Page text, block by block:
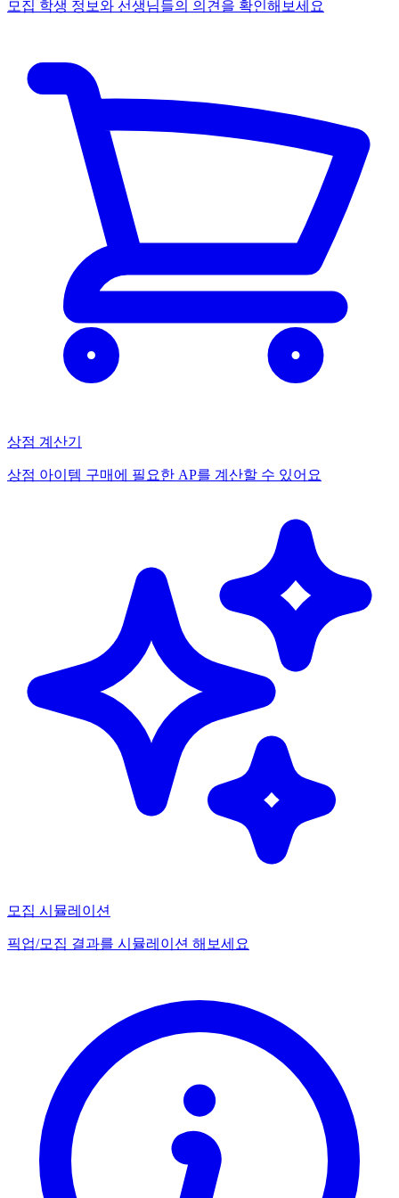
모집 학생 정보와 선생님들의 의견을 확인해보세요
상점 계산기
상점 아이템 구매에 필요한 AP를 계산할 수 있어요
모집 시뮬레이션
픽업/모집 결과를 시뮬레이션 해보세요